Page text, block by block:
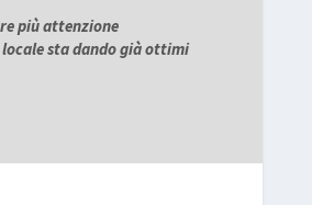
più attenzione
sta dando già ottimi